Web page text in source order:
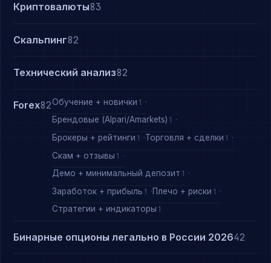
Криптовалюты83
Скальпинг82
Технический анализ82
Forex82Обучение + новички 1
Брендовые (Alpari/Amarkets) 1
Брокеры + рейтинги 1 Торговля + сделки 1
Скам + отзывы 1
Демо + минимальный депозит 1
Заработок + прибыль 1 Плечо + риски 1
Стратегии + индикаторы 1
Бинарные опционы легально в России 202642